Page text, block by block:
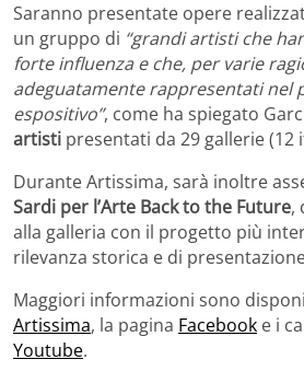
Saranno presentate opere
un gruppo di “grandi artisti che
forte influenza e che, per varie
adeguatamente rappresentati nel
espositivo”, come ha spiegato
artisti presentati da 29 gallerie (12
Durante Artissima, sarà inoltre
Sardi per l’Arte Back to the Future,
alla galleria con il progetto più
rilevanza storica e di
Maggiori informazioni sono
Artissima, la pagina Facebook e i
Youtube.